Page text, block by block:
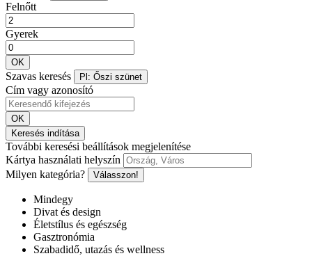
Felnőtt
Gyerek
OK
Szavas keresés Pl: Őszi szünet
Cím vagy azonosító
OK
Keresés indítása
További keresési beállítások megjelenítése
Kártya használati helyszín
Milyen kategória?
Válasszon!
Mindegy
Divat és design
Életstílus és egészség
Gasztronómia
Szabadidő, utazás és wellness